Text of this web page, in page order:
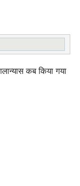
कब किया गया